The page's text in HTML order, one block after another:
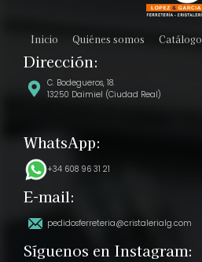
Inicio Quiénes somos Catálogo
Dirección:
C. Bodegueros, 18.
13250 Daimiel (Ciudad Real)
WhatsApp:
+34 608 96 31 21
E-mail:
pedidosferreteria@cristalerialg.com
Síguenos en Instagram: